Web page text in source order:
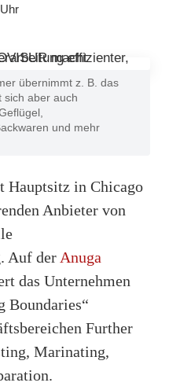
übernimmt z. B. das
sich aber auch
und mehr
Hauptsitz in Chicago
Anbieter von
Auf der Anuga
das Unternehmen
Boundaries“
Further
Marinating,